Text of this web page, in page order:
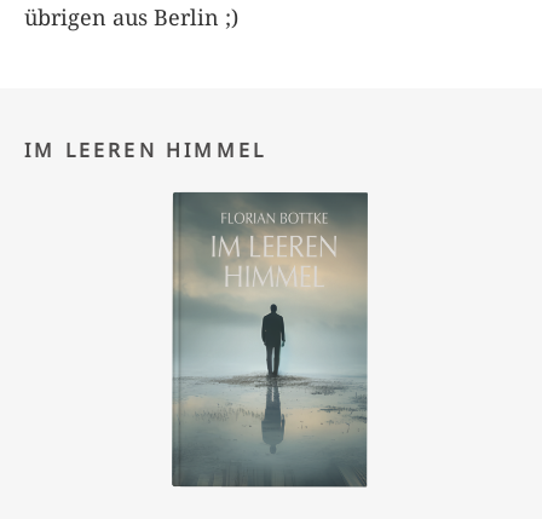
übrigen aus Berlin ;)
IM LEEREN HIMMEL